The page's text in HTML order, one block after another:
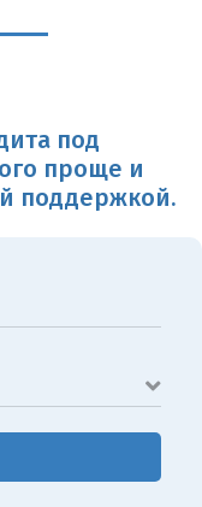
под
проще и
поддержкой.